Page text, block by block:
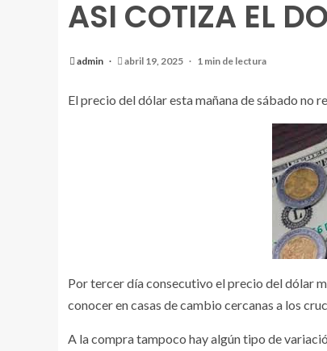
ASI COTIZA EL
admin abril 19, 2025 1 min de lectura
El precio del dólar esta mañana de sábado no
Por tercer día consecutivo el precio del dólar
conocer en casas de cambio cercanas a los
A la compra tampoco hay algún tipo de